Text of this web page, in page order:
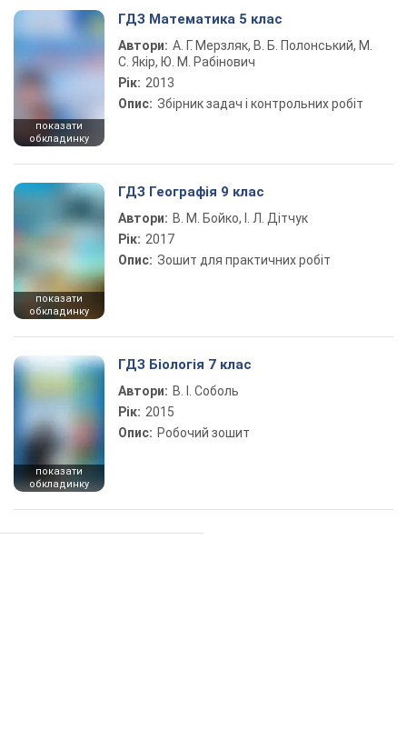
показати
обкладинку
ГДЗ Математика 5 клас
Автори: А. Г. Мерзляк, В. Б. Полонський, М.
С. Якір, Ю. М. Рабінович
Рік: 2013
Опис: Збірник задач і контрольних робіт
показати
обкладинку
ГДЗ Географія 9 клас
Автори: В. М. Бойко, І. Л. Дітчук
Рік: 2017
Опис: Зошит для практичних робіт
показати
обкладинку
ГДЗ Біологія 7 клас
Автори: В. І. Соболь
Рік: 2015
Опис: Робочий зошит